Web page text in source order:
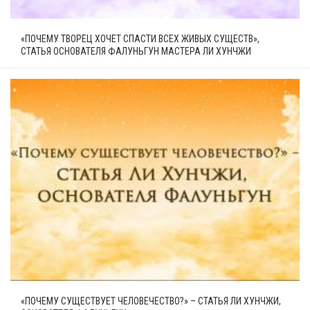
«ПОЧЕМУ ТВОРЕЦ ХОЧЕТ СПАСТИ ВСЕХ ЖИВЫХ СУЩЕСТВ»,
СТАТЬЯ ОСНОВАТЕЛЯ ФАЛУНЬГУН МАСТЕРА ЛИ ХУНЧЖИ
«ПОЧЕМУ СУЩЕСТВУЕТ ЧЕЛОВЕЧЕСТВО?» – СТАТЬЯ ЛИ ХУНЧЖИ,